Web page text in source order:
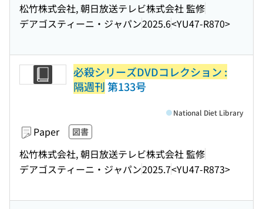
松竹株式会社, 朝日放送テレビ株式会社 監修
デアゴスティーニ・ジャパン2025.6<YU47-R870>
必殺シリーズDVDコレクション :
隔週刊第133号
Paper 図書
松竹株式会社, 朝日放送テレビ株式会社 監修
デアゴスティーニ・ジャパン2025.7<YU47-R873>
National Diet Library